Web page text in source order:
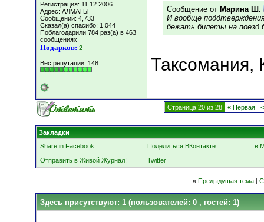
Регистрация: 11.12.2006
Адрес: АЛМАТЫ
Сообщений: 4,733
Сказал(а) спасибо: 1,044
Поблагодарили 784 раз(а) в 463
сообщениях
Подарков: 2
Вес репутации: 148
Сообщение от Марина Ш.
И вообще
бежать билеты на поезд
Страница 20 из 28 « Первая <
Закладки
Share in Facebook
Поделиться ВКонтакте
в
Отправить в Живой Журнал!
Twitter
« Предыдущая тема|
Здесь присутствуют: 1 (пользователей: 0 , гостей: 1)